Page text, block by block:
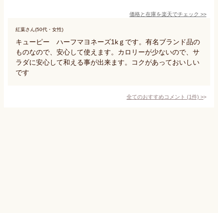
価格と在庫を楽天でチェック >>
紅葉さん(50代・女性)
キューピー ハーフマヨネーズ1kｇです。有名ブランド品の
ものなので、安心して使えます。カロリーが少ないので、サ
ラダに安心して和える事が出来ます。コクがあっておいしい
です
全てのおすすめコメント (1件) >